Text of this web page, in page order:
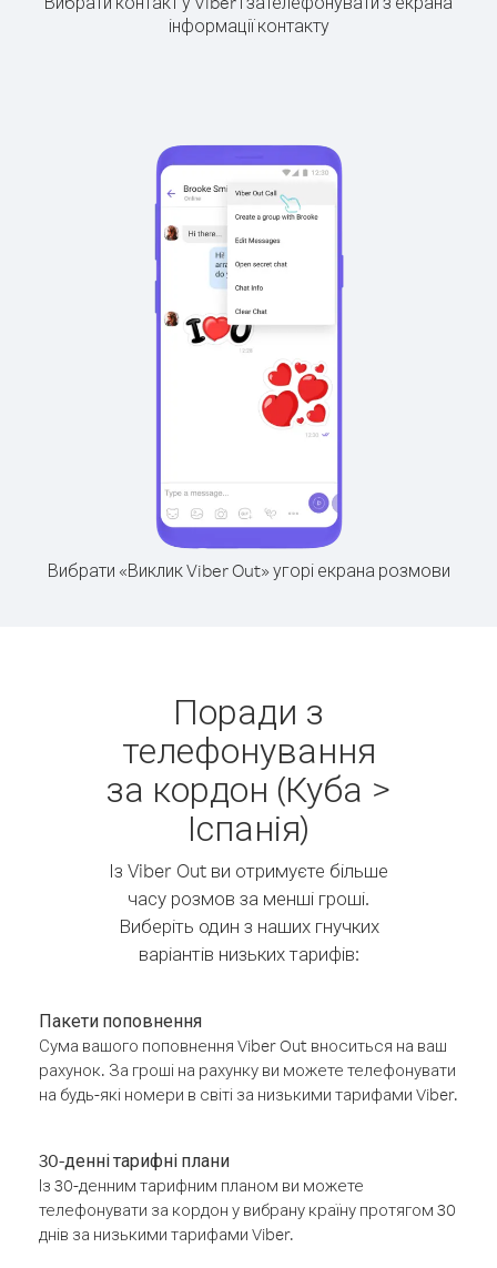
інформації контакту
Вибрати «Виклик Viber Out» угорі екрана розмови
Поради з
телефонування
за кордон (Куба >
Іспанія)
Із Viber Out ви отримуєте більше
часу розмов за менші гроші.
Виберіть один з наших гнучких
варіантів низьких тарифів:
Пакети поповнення
Сума вашого поповнення Viber Out вноситься на ваш
рахунок. За гроші на рахунку ви можете телефонувати
на будь-які номери в світі за низькими тарифами Viber.
30-денні тарифні плани
Із 30-денним тарифним планом ви можете
телефонувати за кордон у вибрану країну протягом 30
днів за низькими тарифами Viber.